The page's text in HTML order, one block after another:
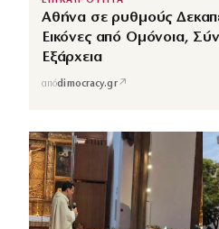
Αθήνα σε ρυθμούς
Εικόνες από Ομόνοια,
Εξάρχεια
απόdimocracy.gr↗